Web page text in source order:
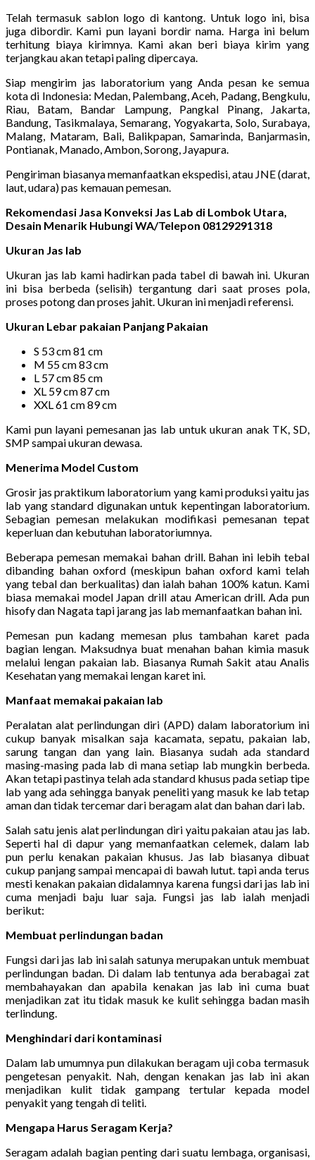
Telah termasuk sablon logo di kantong. Untuk logo ini, bisa
juga dibordir. Kami pun layani bordir nama. Harga ini belum
terhitung biaya kirimnya. Kami akan beri biaya kirim yang
terjangkau akan tetapi paling dipercaya.
Siap mengirim jas laboratorium yang Anda pesan ke semua
kota di Indonesia: Medan, Palembang, Aceh, Padang, Bengkulu,
Riau, Batam, Bandar Lampung, Pangkal Pinang, Jakarta,
Bandung, Tasikmalaya, Semarang, Yogyakarta, Solo, Surabaya,
Malang, Mataram, Bali, Balikpapan, Samarinda, Banjarmasin,
Pontianak, Manado, Ambon, Sorong, Jayapura.
Pengiriman biasanya memanfaatkan ekspedisi, atau JNE (darat,
laut, udara) pas kemauan pemesan.
Rekomendasi Jasa Konveksi Jas Lab di Lombok Utara,
Desain Menarik Hubungi WA/Telepon 08129291318
Ukuran Jas lab
Ukuran jas lab kami hadirkan pada tabel di bawah ini. Ukuran
ini bisa berbeda (selisih) tergantung dari saat proses pola,
proses potong dan proses jahit. Ukuran ini menjadi referensi.
Ukuran Lebar pakaian Panjang Pakaian
S 53 cm 81 cm
M 55 cm 83 cm
L 57 cm 85 cm
XL 59 cm 87 cm
XXL 61 cm 89 cm
Kami pun layani pemesanan jas lab untuk ukuran anak TK, SD,
SMP sampai ukuran dewasa.
Menerima Model Custom
Grosir jas praktikum laboratorium yang kami produksi yaitu jas
lab yang standard digunakan untuk kepentingan laboratorium.
Sebagian pemesan melakukan modifikasi pemesanan tepat
keperluan dan kebutuhan laboratoriumnya.
Beberapa pemesan memakai bahan drill. Bahan ini lebih tebal
dibanding bahan oxford (meskipun bahan oxford kami telah
yang tebal dan berkualitas) dan ialah bahan 100% katun. Kami
biasa memakai model Japan drill atau American drill. Ada pun
hisofy dan Nagata tapi jarang jas lab memanfaatkan bahan ini.
Pemesan pun kadang memesan plus tambahan karet pada
bagian lengan. Maksudnya buat menahan bahan kimia masuk
melalui lengan pakaian lab. Biasanya Rumah Sakit atau Analis
Kesehatan yang memakai lengan karet ini.
Manfaat memakai pakaian lab
Peralatan alat perlindungan diri (APD) dalam laboratorium ini
cukup banyak misalkan saja kacamata, sepatu, pakaian lab,
sarung tangan dan yang lain. Biasanya sudah ada standard
masing-masing pada lab di mana setiap lab mungkin berbeda.
Akan tetapi pastinya telah ada standard khusus pada setiap tipe
lab yang ada sehingga banyak peneliti yang masuk ke lab tetap
aman dan tidak tercemar dari beragam alat dan bahan dari lab.
Salah satu jenis alat perlindungan diri yaitu pakaian atau jas lab.
Seperti hal di dapur yang memanfaatkan celemek, dalam lab
pun perlu kenakan pakaian khusus. Jas lab biasanya dibuat
cukup panjang sampai mencapai di bawah lutut. tapi anda terus
mesti kenakan pakaian didalamnya karena fungsi dari jas lab ini
cuma menjadi baju luar saja. Fungsi jas lab ialah menjadi
berikut:
Membuat perlindungan badan
Fungsi dari jas lab ini salah satunya merupakan untuk membuat
perlindungan badan. Di dalam lab tentunya ada berabagai zat
membahayakan dan apabila kenakan jas lab ini cuma buat
menjadikan zat itu tidak masuk ke kulit sehingga badan masih
terlindung.
Menghindari dari kontaminasi
Dalam lab umumnya pun dilakukan beragam uji coba termasuk
pengetesan penyakit. Nah, dengan kenakan jas lab ini akan
menjadikan kulit tidak gampang tertular kepada model
penyakit yang tengah di teliti.
Mengapa Harus Seragam Kerja?
Seragam adalah bagian penting dari suatu lembaga, organisasi,